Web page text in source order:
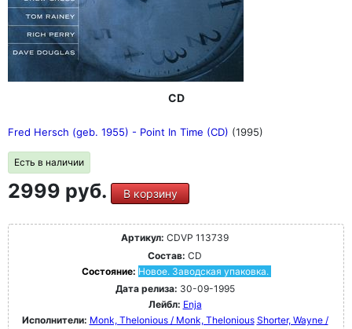
CD
Fred Hersch (geb. 1955) - Point In Time (CD) (1995)
Есть в наличии
2999 руб. В корзину
Артикул: CDVP 113739
Состав: CD
Состояние: Новое. Заводская упаковка.
Дата релиза: 30-09-1995
Лейбл: Enja
Исполнители: Monk, Thelonious / Monk, Thelonious Shorter, Wayne /